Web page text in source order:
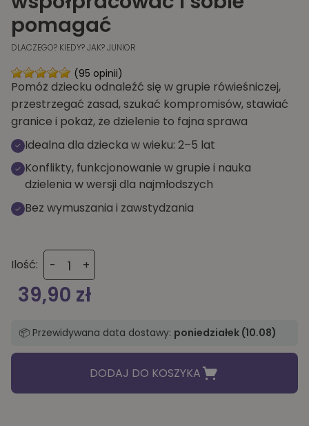
pomagać
DLACZEGO? KIEDY? JAK? JUNIOR
(95 opinii)
Pomóż dziecku odnaleźć się w grupie rówieśniczej,
przestrzegać zasad, szukać kompromisów, stawiać
granice i pokaż, że dzielenie to fajna sprawa
Idealna dla dziecka w wieku: 2–5 lat
Konflikty, funkcjonowanie w grupie i nauka
dzielenia w wersji dla najmłodszych
Bez wymuszania i zawstydzania
Ilość: -
Jak
się
dzielić,
i
sobie
pomagać
+
39,90 zł
📦 Przewidywana data dostawy: poniedziałek (10.08)
DODAJ DO KOSZYKA